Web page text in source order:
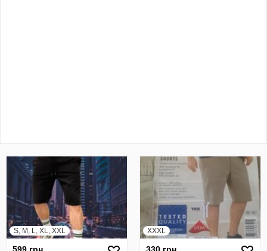
S, M, L, XL, XXL XXXL